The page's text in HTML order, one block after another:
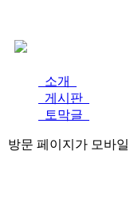
소개
게시판
토막글
방문 페이지가 모바